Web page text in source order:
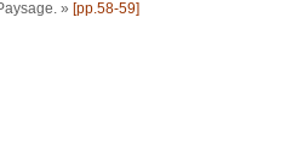
» [pp.58-59]